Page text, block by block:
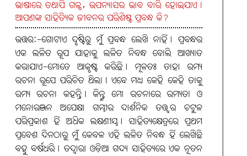
ଭାଷାରେ ତଥାପି ଗଳ୍ପ, ଉପନ୍ୟାସର ଭାବ ବାରି ହୋଇଯାଏ।
ଆପଣଙ୍କ ସାହିତ୍ୟିକ ଜୀବନର ପରିଶିଷ୍ଟ ପ୍ରବନ୍ଧ କି?
ଉତ୍ତର:-ଗୋଟାଏ ଦୃଷ୍ଟିରୁ ମୁଁ ପ୍ରବନ୍ଧ ଲେଖି ନାହିଁ। ପ୍ରବନ୍ଧର
ଏକ ଲଳିତ ରୂପ ଯାହାକୁ ଲଳିତ ନିବନ୍ଧ ବୋଲି ଆଖ୍ୟାତ
କରାଯାଏ-ମୋତେ ଆକୃଷ୍ଟ କରିଛି। ମୂଳତଃ ତାହା ରମ୍ୟ
ରଚନା ରୂପେ ପରିଚିତ ଥିଲା। ଏବେ ମଧ୍ୟ କେହି କେହି ତାକୁ
ରମ୍ୟ ରଚନା କହନ୍ତି। କିନ୍ତୁ ମୋ ରଚନାରେ ରମ୍ୟତା ଓ
ମନୋରଞ୍ଜନ ଅପେକ୍ଷା ଗମ୍ଭୀର ଦାର୍ଶନିକ ତତ୍ତ୍ବର ଚଟୁଳ
ପରିପ୍ରକାଶ ହିଁ ଅଧିକ ଲକ୍ଷଣୀୟ। ସାହିତ୍ୟକ୍ଷେତ୍ରରେ ପ୍ରଥମ
ପ୍ରବେଶ ଦିନଠାରୁ ମୁଁ କେବଳ ଏହି ଲଳିତ ନିବନ୍ଧ ହିଁ ଲେଖିଛି
ବହୁ ବର୍ଷଧରି। ତଦ୍ବାରା ଓଡ଼ିଆ ଗଦ୍ୟ ସାହିତ୍ୟରେ ଏକ ନୂତନ